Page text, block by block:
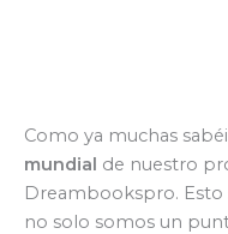
Como ya muchas
mundial de nuestro
Dreambookspro. Esto
no solo somos un